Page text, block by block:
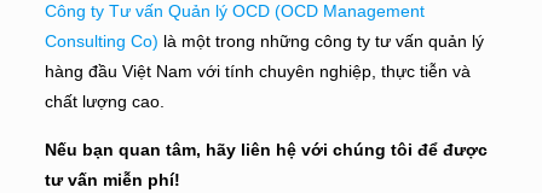
Công ty Tư vấn Quản lý OCD (OCD Management
Consulting Co) là một trong những công ty tư vấn quản lý
hàng đầu Việt Nam với tính chuyên nghiệp, thực tiễn và
chất lượng cao.
Nếu bạn quan tâm, hãy liên hệ với chúng tôi để được
tư vấn miễn phí!